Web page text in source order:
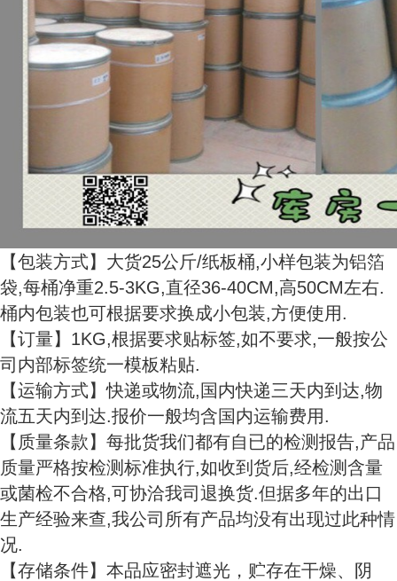
【包装方式】大货25公斤/纸板桶,小样包装为铝箔
袋,每桶净重2.5-3KG,直径36-40CM,高50CM左右.
桶内包装也可根据要求换成小包装,方便使用.
【订量】1KG,根据要求贴标签,如不要求,一般按公
司内部标签统一模板粘贴.
【运输方式】快递或物流,国内快递三天内到达,物
流五天内到达.报价一般均含国内运输费用.
【质量条款】每批货我们都有自已的检测报告,产品
质量严格按检测标准执行,如收到货后,经检测含量
或菌检不合格,可协洽我司退换货.但据多年的出口
生产经验来查,我公司所有产品均没有出现过此种情
况.
【存储条件】本品应密封遮光，贮存在干燥、阴